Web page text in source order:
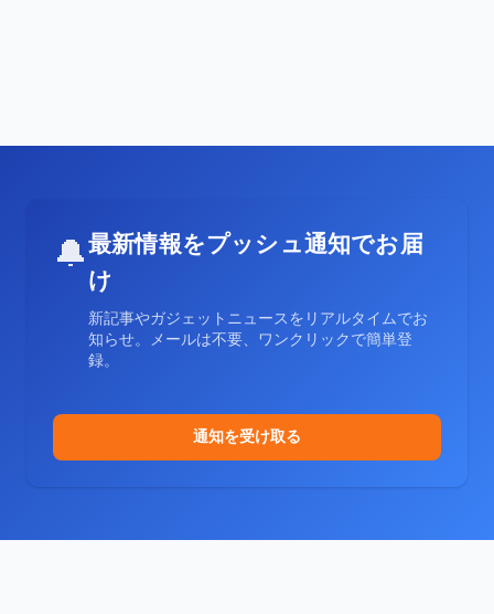
🔔最新情報をプッシュ通知でお届
け
新記事やガジェットニュースをリアルタイムでお
知らせ。メールは不要、ワンクリックで簡単登
録。
通知を受け取る